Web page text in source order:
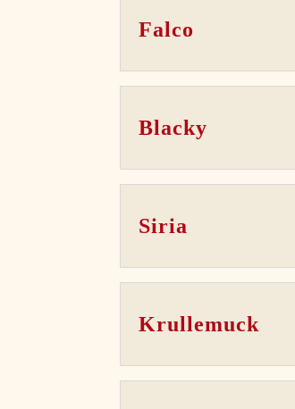
Falco
Blacky
Siria
Krullemuck